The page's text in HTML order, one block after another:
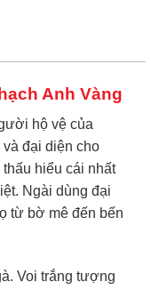
Anh Vàng
hộ vệ của
đại diện cho
thấu hiểu cái nhất
Ngài dùng đại
từ bờ mê đến bến
Voi trắng tượng